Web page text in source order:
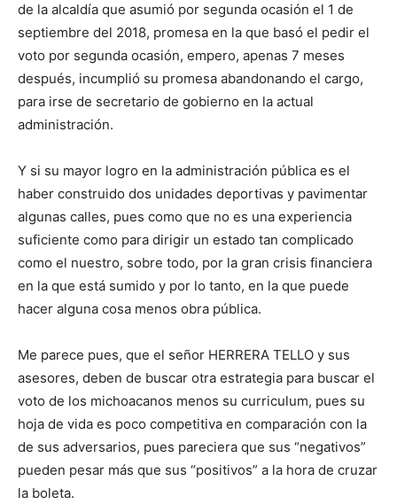
de la alcaldía que asumió por segunda ocasión el 1 de
septiembre del 2018, promesa en la que basó el pedir el
voto por segunda ocasión, empero, apenas 7 meses
después, incumplió su promesa abandonando el cargo,
para irse de secretario de gobierno en la actual
administración.
Y si su mayor logro en la administración pública es el
haber construido dos unidades deportivas y pavimentar
algunas calles, pues como que no es una experiencia
suficiente como para dirigir un estado tan complicado
como el nuestro, sobre todo, por la gran crisis financiera
en la que está sumido y por lo tanto, en la que puede
hacer alguna cosa menos obra pública.
Me parece pues, que el señor HERRERA TELLO y sus
asesores, deben de buscar otra estrategia para buscar el
voto de los michoacanos menos su curriculum, pues su
hoja de vida es poco competitiva en comparación con la
de sus adversarios, pues pareciera que sus “negativos”
pueden pesar más que sus “positivos” a la hora de cruzar
la boleta.